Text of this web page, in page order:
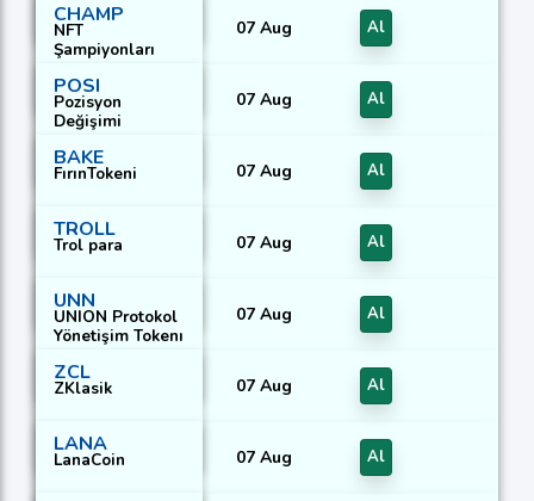
CHAMP
NFT
Şampiyonları
07 Aug Al
POSI
Pozisyon
Değişimi
07 Aug Al
BAKE
FırınTokeni 07 Aug Al
TROLL
Trol para 07 Aug Al
UNN
UNION Protokol
Yönetişim Tokenı
07 Aug Al
ZCL
ZKlasik 07 Aug Al
LANA
LanaCoin 07 Aug Al